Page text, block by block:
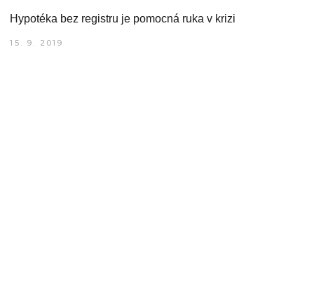
Hypotéka bez registru je pomocná ruka v krizi
15. 9. 2019